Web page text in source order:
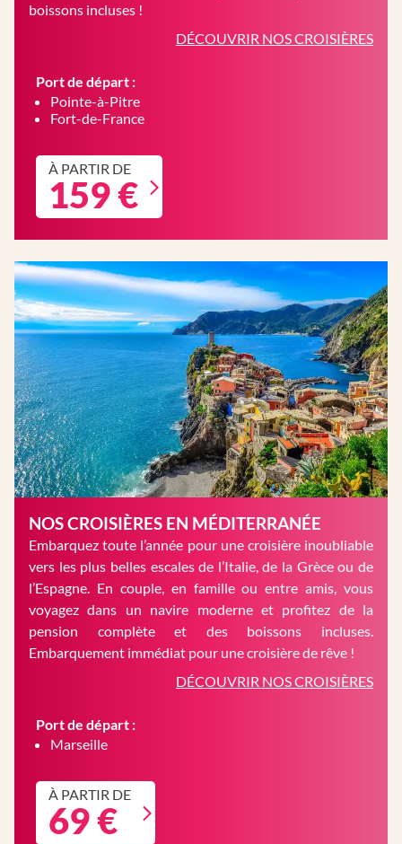
boissons incluses !
DÉCOUVRIR NOS CROISIÈRES
Port de départ :
Pointe-à-Pitre
Fort-de-France
À PARTIR DE
159 €
NOS CROISIÈRES EN MÉDITERRANÉE
Embarquez toute l’année pour une croisière inoubliable
vers les plus belles escales de l’Italie, de la Grèce ou de
l’Espagne. En couple, en famille ou entre amis, vous
voyagez dans un navire moderne et profitez de la
pension complète et des boissons incluses.
Embarquement immédiat pour une croisière de rêve !
DÉCOUVRIR NOS CROISIÈRES
Port de départ :
Marseille
À PARTIR DE
69 €